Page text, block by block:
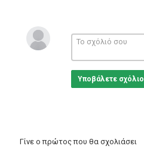
Κατηγορίες
Greek Films
Υποβάλετε σχόλιο
Γίνε ο πρώτος που θα σχολιάσει